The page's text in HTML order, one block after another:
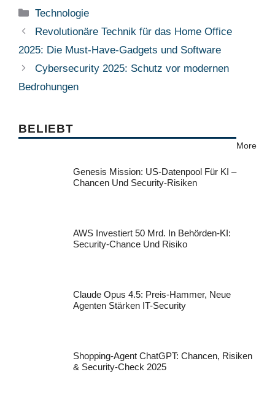
Kategorien
Technologie
Revolutionäre Technik für das Home Office
2025: Die Must-Have-Gadgets und Software
Cybersecurity 2025: Schutz vor modernen
Bedrohungen
BELIEBT
More
Genesis Mission: US-Datenpool Für KI –
Chancen Und Security-Risiken
AWS Investiert 50 Mrd. In Behörden-KI:
Security-Chance Und Risiko
Claude Opus 4.5: Preis-Hammer, Neue
Agenten Stärken IT-Security
Shopping-Agent ChatGPT: Chancen, Risiken
& Security-Check 2025